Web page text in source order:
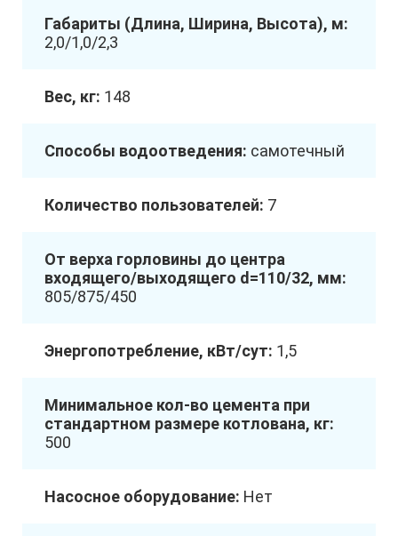
Габариты (Длина, Ширина, Высота), м:
2,0/1,0/2,3
Вес, кг: 148
Способы водоотведения: самотечный
Количество пользователей: 7
От верха горловины до центра
входящего/выходящего d=110/32, мм:
805/875/450
Энергопотребление, кВт/сут: 1,5
Минимальное кол-во цемента при
стандартном размере котлована, кг:
500
Насосное оборудование: Нет